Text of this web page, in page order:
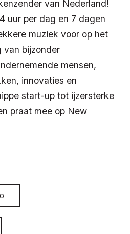
van Nederland!
uur per dag en 7 dagen
muziek voor op het
van bijzonder
mensen,
innovaties en
start-up tot ijzersterke
praat mee op New